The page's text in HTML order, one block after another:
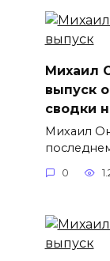
Михаил
выпуск
сводки
Михаил
0